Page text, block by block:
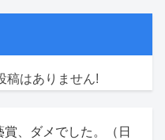
稿はありません!
賞、ダメでした。（日